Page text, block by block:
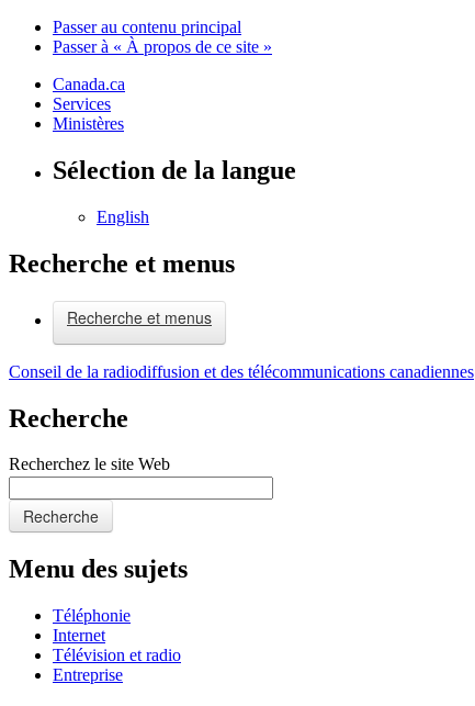
Passer au contenu principal
Passer à « À propos de ce site »
Canada.ca
Services
Ministères
Sélection de la langue
English
Recherche et menus
Recherche et menus
Conseil de la radiodiffusion et des télécommunications canadiennes
Recherche
Recherchez le site Web
Recherche
Menu des sujets
Téléphonie
Internet
Télévision et radio
Entreprise